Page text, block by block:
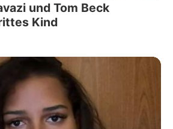
und Tom Beck
Kind